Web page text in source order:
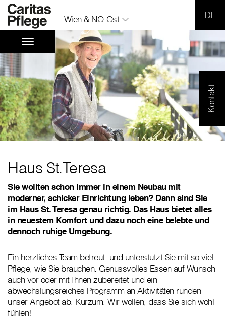
Wien & NÖ-Ost
Kontakt
Haus St.Teresa
Sie wollten schon immer in einem Neubau mit
moderner, schicker Einrichtung leben? Dann sind Sie
im Haus St. Teresa genau richtig. Das Haus bietet alles
in neuestem Komfort und dazu noch eine belebte und
dennoch ruhige Umgebung.
Ein herzliches Team betreut und unterstützt Sie mit so viel
Pflege, wie Sie brauchen. Genussvolles Essen auf Wunsch
auch vor oder mit Ihnen zubereitet und ein
abwechslungsreiches Programm an Aktivitäten runden
unser Angebot ab. Kurzum: Wir wollen, dass Sie sich wohl
fühlen!